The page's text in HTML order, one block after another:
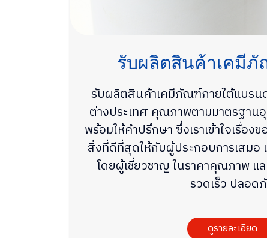
รับผลิตสินค้าเคมีภั
รับผลิตสินค้าเคมีภัณฑ์ภายใต้แบรน
ต่างประเทศ คุณภาพตามมาตรฐาน
พร้อมให้คำปรึกษา ซึ่งเราเข้าใจเรื่อ
สิ่งที่ดีที่สุดให้กับผู้ประกอบการเสมอ
โดยผู้เชี่ยวชาญ ในราคาคุณภาพ แ
รวดเร็ว ปลอด
ดูรายละเอียด